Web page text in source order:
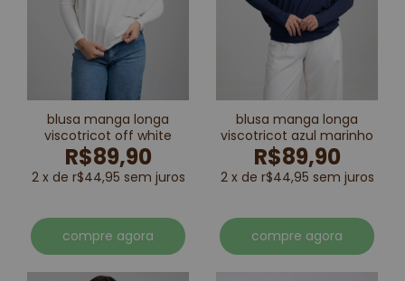
blusa manga longa
viscotricot off white
R$89,90
2 x de r$44,95 sem juros
compre agora
blusa manga longa
viscotricot azul marinho
R$89,90
2 x de r$44,95 sem juros
compre agora